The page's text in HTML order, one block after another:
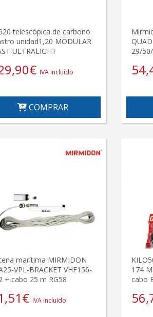
telescópica de carbono
unidad1,20 MODULAR
ULTRALIGHT
€ IVA incluído
COMPRAR
29/
marítima MIRMIDON
VPL-BRACKET VHF156-
+ cabo 25 m RG58
€ IVA incluído
174
cabo